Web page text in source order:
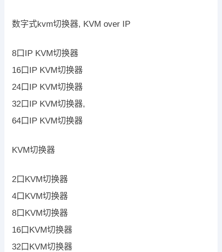
数字式kvm切换器, KVM over IP
8口IP KVM切换器
16口IP KVM切换器
24口IP KVM切换器
32口IP KVM切换器,
64口IP KVM切换器
KVM切换器
2口KVM切换器
4口KVM切换器
8口KVM切换器
16口KVM切换器
32口KVM切换器